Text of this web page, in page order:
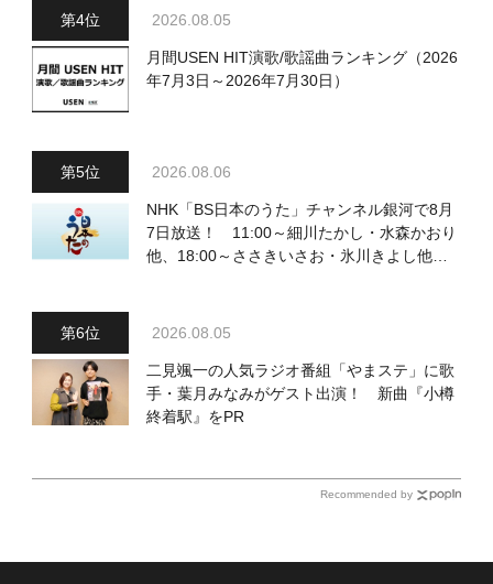
2026.08.05
月間USEN HIT演歌/歌謡曲ランキング（2026
年7月3日～2026年7月30日）
2026.08.06
NHK「BS日本のうた」チャンネル銀河で8月
7日放送！ 11:00～細川たかし・水森かおり
他、18:00～ささきいさお・氷川きよし他登
2026.08.05
二見颯一の人気ラジオ番組「やまステ」に歌
手・葉月みなみがゲスト出演！ 新曲『小樽
終着駅』をPR
Recommended by